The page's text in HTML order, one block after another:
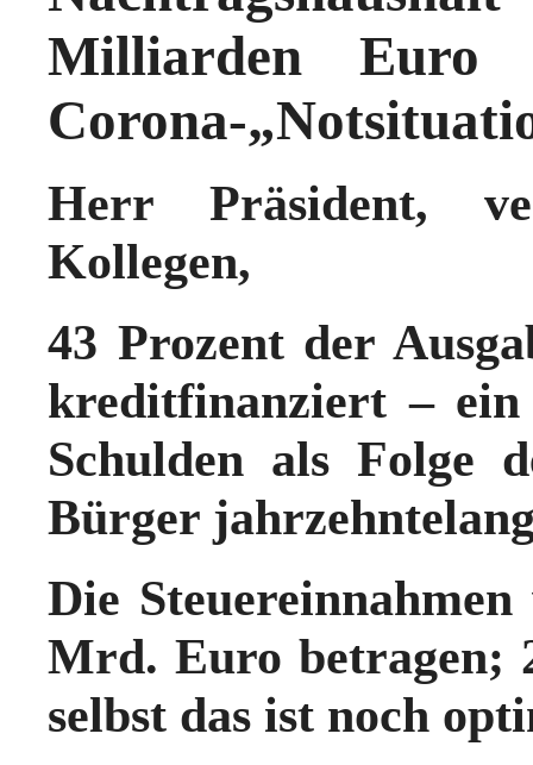
Milliarden Euro
Corona-
Herr Präsident,
Kollegen,
43 Prozent der
kreditfinanziert – ein
Schulden als Folge
Bürger
Die
Mrd. Euro betragen;
selbst das ist noch